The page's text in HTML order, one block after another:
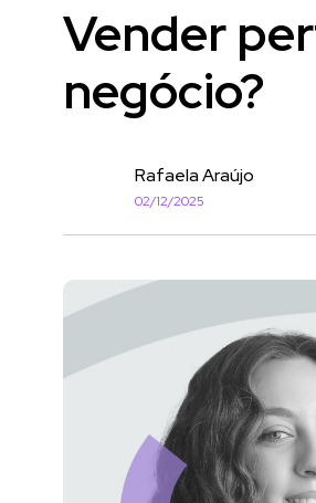
Vender
negócio?
Rafaela Araújo
02/12/2025